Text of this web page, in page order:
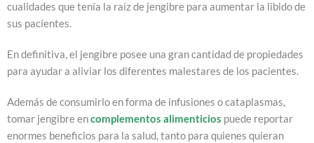
cualidades que tenía la raíz de jengibre para aumentar la libido de
sus pacientes.
En definitiva, el jengibre posee una gran cantidad de propiedades
para ayudar a aliviar los diferentes malestares de los pacientes.
Además de consumirlo en forma de infusiones o cataplasmas,
tomar jengibre encomplementos alimenticios puede reportar
enormes beneficios para la salud, tanto para quienes quieran